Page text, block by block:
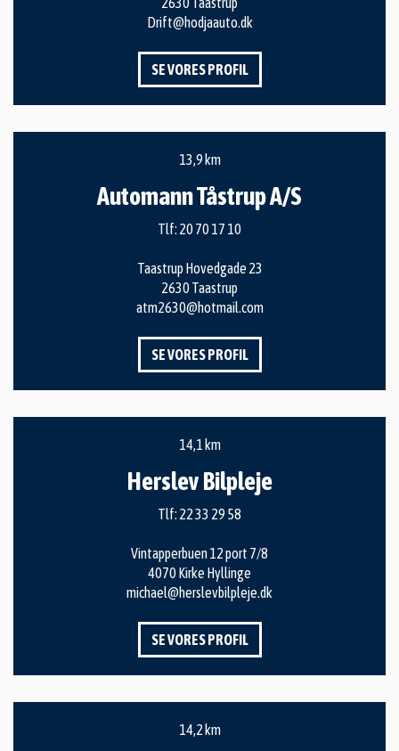
Drift@hodjaauto.dk
SE VORES PROFIL
13,9 km
Automann Tåstrup A/S
Tlf: 20 70 17 10
Taastrup Hovedgade 23
2630 Taastrup
atm2630@hotmail.com
SE VORES PROFIL
14,1 km
Herslev Bilpleje
Tlf: 22 33 29 58
Vintapperbuen 12 port 7/8
4070 Kirke Hyllinge
michael@herslevbilpleje.dk
SE VORES PROFIL
14,2 km